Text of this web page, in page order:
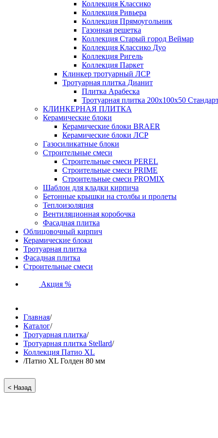
Коллекция Классико
Коллекция Ривьера
Коллекция Прямоугольник
Газонная решетка
Коллекция Старый город Веймар
Коллекция Классико Дуо
Коллекция Ригель
Коллекция Паркет
Клинкер тротуарный ЛСР
Тротуарная плитка Дианит
Плитка Арабеска
Тротуарная плитка 200х100х50
КЛИНКЕРНАЯ ПЛИТКА
Керамические блоки
Керамические блоки BRAER
Керамические блоки ЛСР
Газосиликатные блоки
Строительные смеси
Строительные смеси PEREL
Строительные смеси PRIME
Строительные смеси PROMIX
Шаблон для кладки кирпича
Бетонные крышки на столбы и пролеты
Теплоизоляция
Вентиляционная коробочка
Фасадная плитка
Облицовочный кирпич
Керамические блоки
Тротуарная плитка
Фасадная плитка
Строительные смеси
Акция %
Главная/
Каталог/
Тротуарная плитка/
Тротуарная плитка Stellard/
Коллекция Патио XL
/Патио XL Голден 80 мм